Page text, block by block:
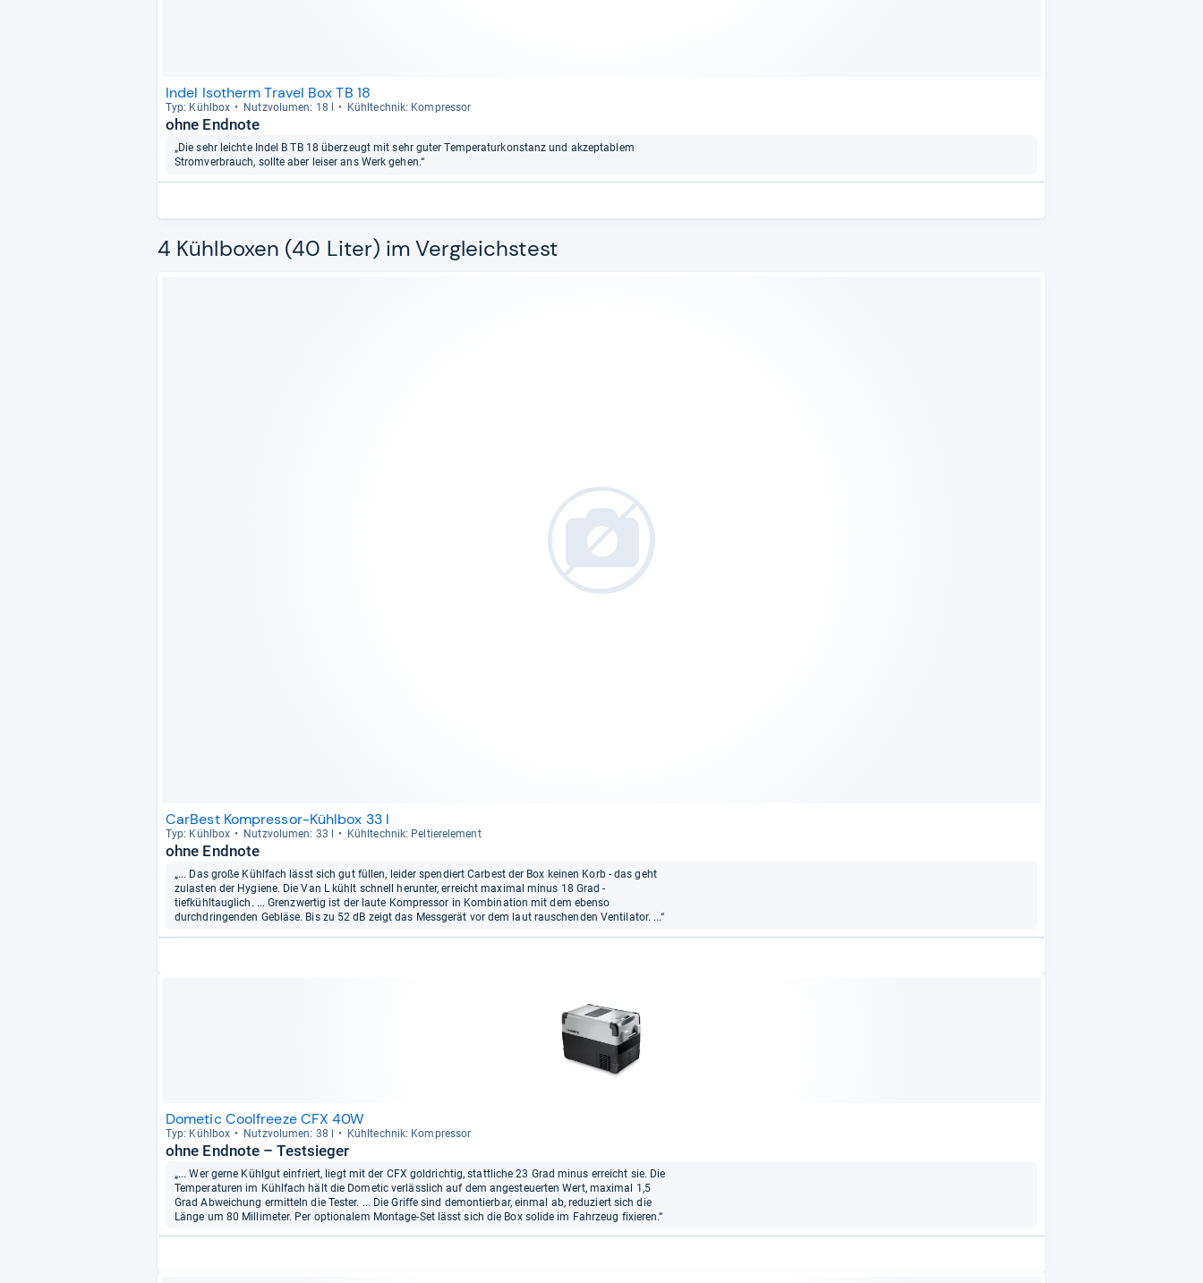
Indel Isotherm Travel Box TB 18
Typ: Kühl­box Nutz­vo­lu­men: 18 l Kühl­tech­nik: Kom­pres­sor
ohne Endnote
„Die sehr leichte Indel B TB 18 überzeugt mit sehr guter Temperaturkonstanz und akzeptablem
Stromverbrauch, sollte aber leiser ans Werk gehen.“
4 Kühlboxen (40 Liter) im Vergleichstest
CarBest Kompressor-Kühlbox 33 l
Typ: Kühl­box Nutz­vo­lu­men: 33 l Kühl­tech­nik: Pel­tie­r­ele­ment
ohne Endnote
„... Das große Kühlfach lässt sich gut füllen, leider spendiert Carbest der Box keinen Korb - das geht
zulasten der Hygiene. Die Van L kühlt schnell herunter, erreicht maximal minus 18 Grad -
tiefkühltauglich. ... Grenzwertig ist der laute Kompressor in Kombination mit dem ebenso
durchdringenden Gebläse. Bis zu 52 dB zeigt das Messgerät vor dem laut rauschenden Ventilator. ...“
Dometic Coolfreeze CFX 40W
Typ: Kühl­box Nutz­vo­lu­men: 38 l Kühl­tech­nik: Kom­pres­sor
ohne Endnote – Testsieger
„... Wer gerne Kühlgut einfriert, liegt mit der CFX goldrichtig, stattliche 23 Grad minus erreicht sie. Die
Temperaturen im Kühlfach hält die Dometic verlässlich auf dem angesteuerten Wert, maximal 1,5
Grad Abweichung ermitteln die Tester. ... Die Griffe sind demontierbar, einmal ab, reduziert sich die
Länge um 80 Millimeter. Per optionalem Montage-Set lässt sich die Box solide im Fahrzeug fixieren.“